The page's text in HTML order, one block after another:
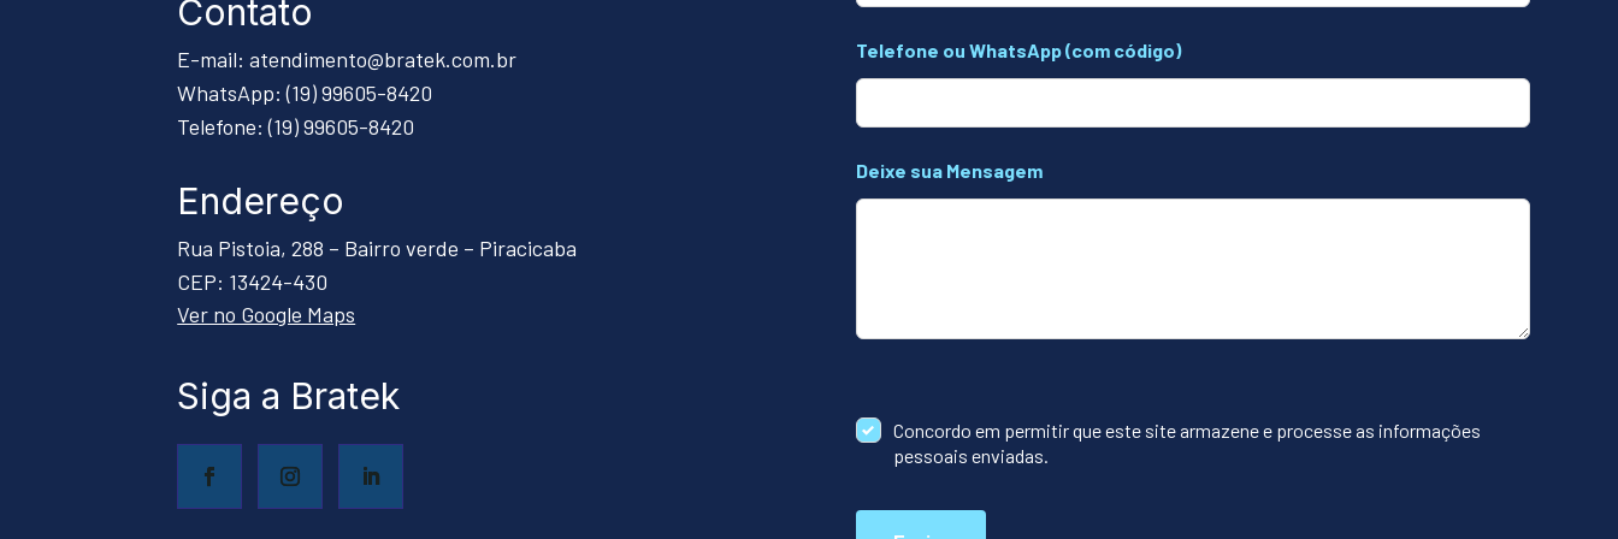
Contato
E-mail: atendimento@bratek.com.br
WhatsApp: (19) 99605-8420
Telefone: (19) 99605-8420
Endereço
Rua Pistoia, 288 – Bairro verde – Piracicaba
CEP: 13424-430
Ver no Google Maps
Siga a Bratek
Telefone ou WhatsApp (com código)
Deixe sua Mensagem
Concordo em permitir que este site armazene e processe as informações
pessoais enviadas.